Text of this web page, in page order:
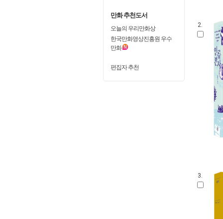
만화 추천도서
오늘의 우리만화상
한국만화영상진흥원 우수
만화
편집자 추천
2.
3.